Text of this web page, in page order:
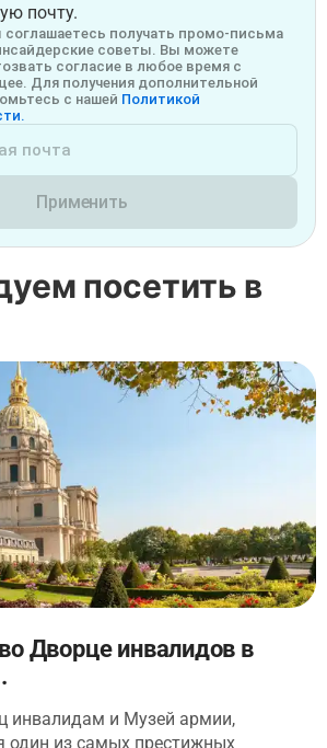
почту.
получать промо-письма
советы. Вы можете
согласие в любое время с
Для получения дополнительной
с нашей Политикой
Применить
посетить в
Дворце инвалидов в
инвалидам и Музей армии,
один из самых престижных